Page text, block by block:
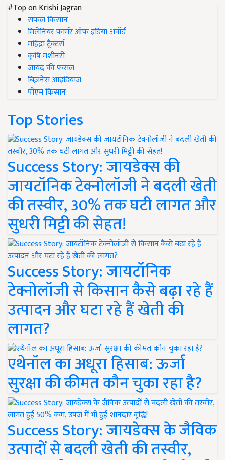
#Top on Krishi Jagran
सफल किसान
मिलेनियर फार्मर ऑफ इंडिया अवॉर्ड
महिंद्रा ट्रैक्टर्स
कृषि मशीनरी
जायद की फसल
बिज़नेस आइडियाज
पीएम किसान
Top Stories
Success Story: जायडेक्स की
जायटॉनिक टेक्नोलॉजी ने बदली खेती
की तस्वीर, 30% तक घटी लागत और
सुधरी मिट्टी की सेहत!
Success Story: जायटॉनिक
टेक्नोलॉजी से किसान कैसे बढ़ा रहे हैं
उत्पादन और घटा रहे हैं खेती की
लागत?
एथेनॉल का अधूरा हिसाब: ऊर्जा
सुरक्षा की कीमत कौन चुका रहा है?
Success Story: जायडेक्स के जैविक
उत्पादों से बदली खेती की तस्वीर,